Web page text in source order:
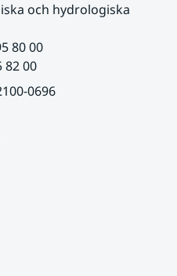
och hydrologiska
80 00
82 00
0696